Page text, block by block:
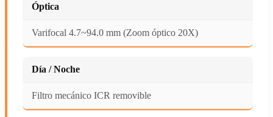
Óptica
Varifocal 4.7~94.0 mm (Zoom óptico 20X)
Día / Noche
Filtro mecánico ICR removible